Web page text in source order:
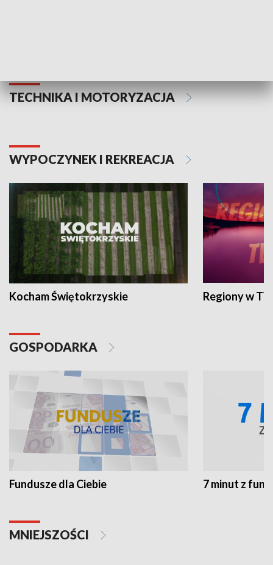
TECHNIKA I MOTORYZACJA
WYPOCZYNEK I REKREACJA
Kocham Świętokrzyskie Regiony w
GOSPODARKA
Fundusze dla Ciebie 7 minut z
MNIEJSZOŚCI